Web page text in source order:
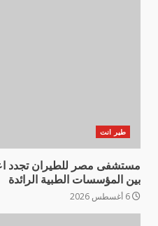
طير انت
بين المؤسسات الطبية الرائدة